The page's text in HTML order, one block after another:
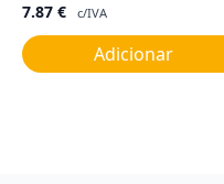
7.87 € c/IVA
Adicionar